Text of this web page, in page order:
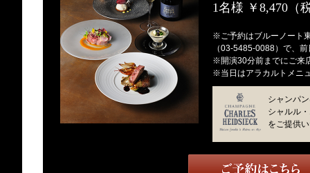
1名様 ￥8,470（
※ご予約はブルーノート
（03-5485-0088）で、
※開演30分前までにご来
※当日はアラカルトメニ
シャンパ
シャルル
をご提供